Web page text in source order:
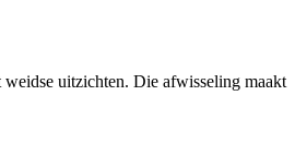
weidse uitzichten. Die afwisseling maakt